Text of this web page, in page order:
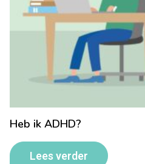
Heb ik ADHD?
Lees verder